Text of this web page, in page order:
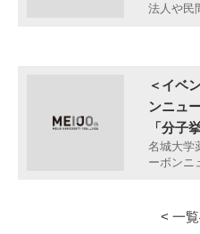
法人や民
＜イベ
ンニュ
「分子
名城大学
ーボンニ
< 一